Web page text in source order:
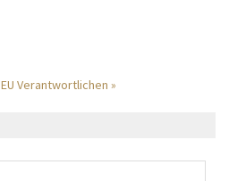
Verantwortlichen »